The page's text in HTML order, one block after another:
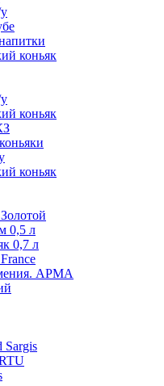
коньяк
коньяк
коньяк
0,5 л
0,7 л
АРМА
Sargis